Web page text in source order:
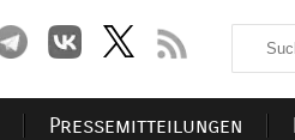
Pressemitteilungen